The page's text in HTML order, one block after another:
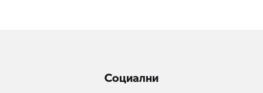
Социални